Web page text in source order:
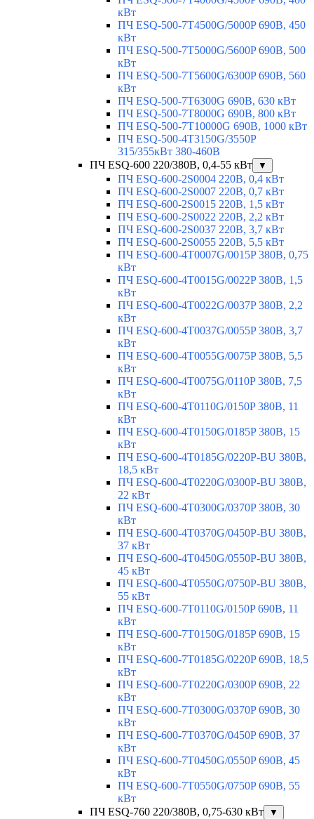
кВт
ПЧ ESQ-500-7T4500G/5000P 690В, 450
кВт
ПЧ ESQ-500-7T5000G/5600P 690В, 500
кВт
ПЧ ESQ-500-7T5600G/6300P 690В, 560
кВт
ПЧ ESQ-500-7T6300G 690В, 630 кВт
ПЧ ESQ-500-7T8000G 690В, 800 кВт
ПЧ ESQ-500-7T10000G 690В, 1000 кВт
ПЧ ESQ-500-4T3150G/3550P
315/355кВт 380-460В
ПЧ ESQ-600 220/380В, 0,4-55 кВт
▼
ПЧ ESQ-600-2S0004 220В, 0,4 кВт
ПЧ ESQ-600-2S0007 220В, 0,7 кВт
ПЧ ESQ-600-2S0015 220В, 1,5 кВт
ПЧ ESQ-600-2S0022 220В, 2,2 кВт
ПЧ ESQ-600-2S0037 220В, 3,7 кВт
ПЧ ESQ-600-2S0055 220В, 5,5 кВт
ПЧ ESQ-600-4T0007G/0015P 380В, 0,75
кВт
ПЧ ESQ-600-4T0015G/0022P 380В, 1,5
кВт
ПЧ ESQ-600-4T0022G/0037P 380В, 2,2
кВт
ПЧ ESQ-600-4T0037G/0055P 380В, 3,7
кВт
ПЧ ESQ-600-4T0055G/0075P 380В, 5,5
кВт
ПЧ ESQ-600-4T0075G/0110P 380В, 7,5
кВт
ПЧ ESQ-600-4T0110G/0150P 380В, 11
кВт
ПЧ ESQ-600-4T0150G/0185P 380В, 15
кВт
ПЧ ESQ-600-4T0185G/0220P-BU 380В,
18,5 кВт
ПЧ ESQ-600-4T0220G/0300P-BU 380В,
22 кВт
ПЧ ESQ-600-4T0300G/0370P 380В, 30
кВт
ПЧ ESQ-600-4T0370G/0450P-BU 380В,
37 кВт
ПЧ ESQ-600-4T0450G/0550P-BU 380В,
45 кВт
ПЧ ESQ-600-4T0550G/0750P-BU 380В,
55 кВт
ПЧ ESQ-600-7T0110G/0150P 690В, 11
кВт
ПЧ ESQ-600-7T0150G/0185P 690В, 15
кВт
ПЧ ESQ-600-7T0185G/0220P 690В, 18,5
кВт
ПЧ ESQ-600-7T0220G/0300P 690В, 22
кВт
ПЧ ESQ-600-7T0300G/0370P 690В, 30
кВт
ПЧ ESQ-600-7T0370G/0450P 690В, 37
кВт
ПЧ ESQ-600-7T0450G/0550P 690В, 45
кВт
ПЧ ESQ-600-7T0550G/0750P 690В, 55
кВт
ПЧ ESQ-760 220/380В, 0,75-630 кВт
▼